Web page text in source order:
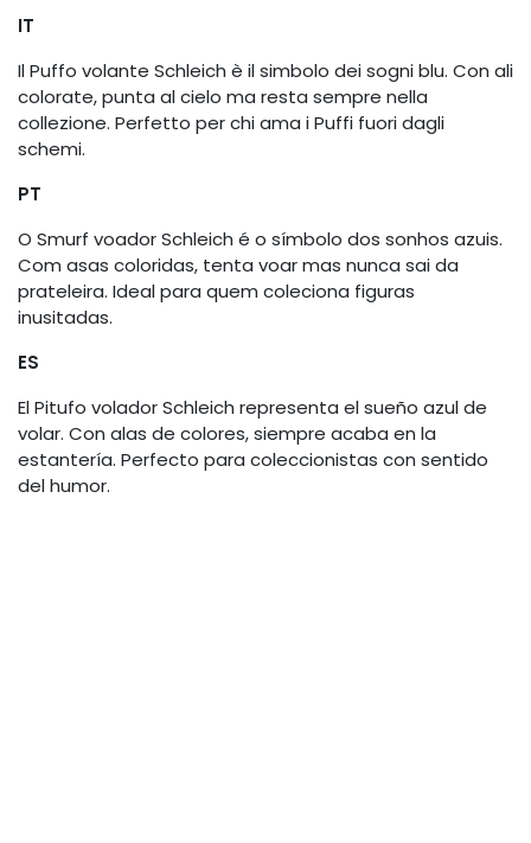
IT
Il Puffo volante Schleich è il simbolo dei sogni blu. Con ali
colorate, punta al cielo ma resta sempre nella
collezione. Perfetto per chi ama i Puffi fuori dagli
schemi.
PT
O Smurf voador Schleich é o símbolo dos sonhos azuis.
Com asas coloridas, tenta voar mas nunca sai da
prateleira. Ideal para quem coleciona figuras
inusitadas.
ES
El Pitufo volador Schleich representa el sueño azul de
volar. Con alas de colores, siempre acaba en la
estantería. Perfecto para coleccionistas con sentido
del humor.